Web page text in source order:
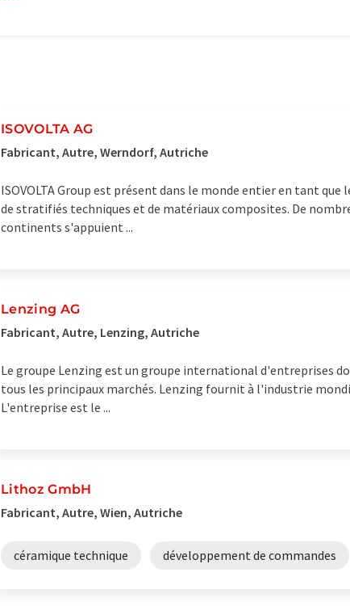
ISOVOLTA AG
Fabricant, Autre, Werndorf, Autriche
ISOVOLTA Group est présent dans le monde entier en tant
de stratifiés techniques et de matériaux composites. De
continents s'appuient ...
Lenzing AG
Fabricant, Autre, Lenzing, Autriche
Le groupe Lenzing est un groupe international d'entreprises
tous les principaux marchés. Lenzing fournit à l'industrie
L'entreprise est le ...
Lithoz GmbH
Fabricant, Autre, Wien, Autriche
céramique technique développement de commandes